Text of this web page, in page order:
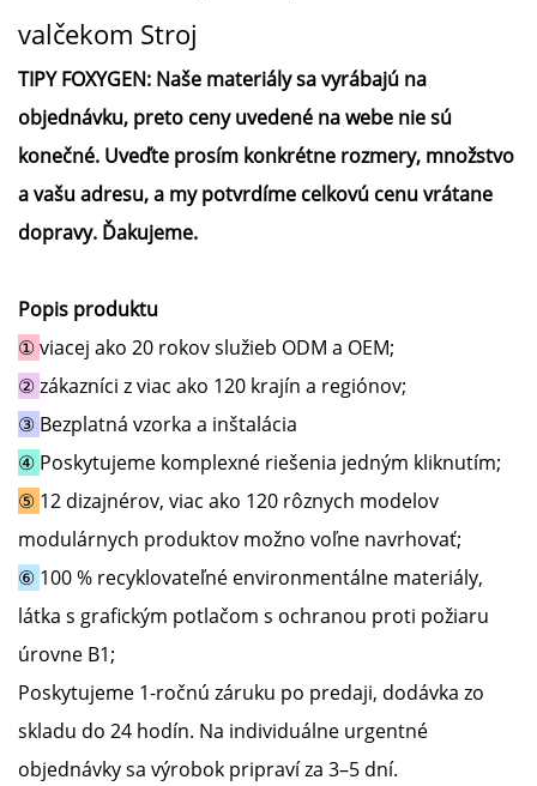
valčekom Stroj
TIPY FOXYGEN: Naše materiály sa vyrábajú na
objednávku, preto ceny uvedené na webe nie sú
konečné. Uveďte prosím konkrétne rozmery, množstvo
a vašu adresu, a my potvrdíme celkovú cenu vrátane
dopravy. Ďakujeme.
Popis produktu
①viacej ako 20 rokov služieb ODM a OEM;
②zákazníci z viac ako 120 krajín a regiónov;
③ Bezplatná vzorka a inštalácia
④ Poskytujeme komplexné riešenia jedným kliknutím;
⑤ 12 dizajnérov, viac ako 120 rôznych modelov
modulárnych produktov možno voľne navrhovať;
⑥ 100 % recyklovateľné environmentálne materiály,
látka s grafickým potlačom s ochranou proti požiaru
úrovne B1;
Poskytujeme 1-ročnú záruku po predaji, dodávka zo
skladu do 24 hodín. Na individuálne urgentné
objednávky sa výrobok pripraví za 3–5 dní.